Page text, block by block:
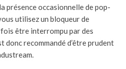
présence occasionnelle de pop-
utilisez un bloqueur de
être interrompu par des
donc recommandé d’être prudent